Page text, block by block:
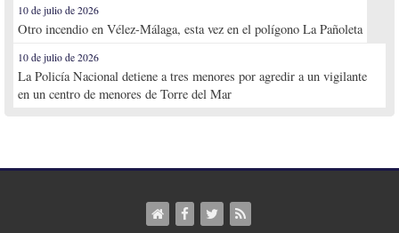
10 de julio de 2026
Otro incendio en Vélez-Málaga, esta vez en el polígono La Pañoleta
10 de julio de 2026
La Policía Nacional detiene a tres menores por agredir a un vigilante
en un centro de menores de Torre del Mar